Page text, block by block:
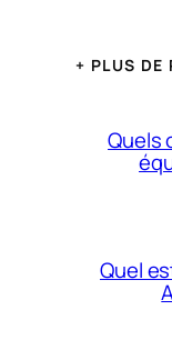
+ PLUS DE
Quels
Quel